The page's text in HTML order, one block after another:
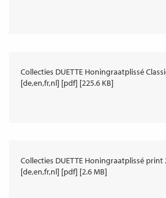
Collecties DUETTE Honingraatplissé
[de,en,fr,nl] [pdf] [225.6 KB]
Collecties DUETTE Honingraatplissé print
[de,en,fr,nl] [pdf] [2.6 MB]